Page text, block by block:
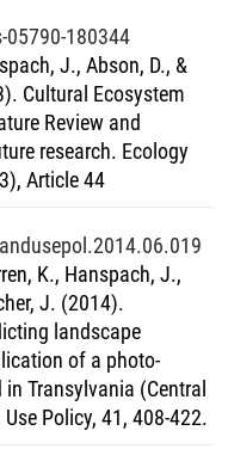
05790-180344
J., Abson, D., &
Cultural Ecosystem
Review and
research. Ecology
Article 44
K., Hanspach, J.,
J. (2014).
landscape
of a photo-
in Transylvania (Central
Policy, 41, 408-422.
aber auch als
Politiken dienen. Das
der Einheimischen,
der endemischen
in künftigen sozial-
Eingriffen nicht
sowohl als einen
Raum der sozial-
dem Menschen
Wissens
des
an die
die Betrachtungsweise